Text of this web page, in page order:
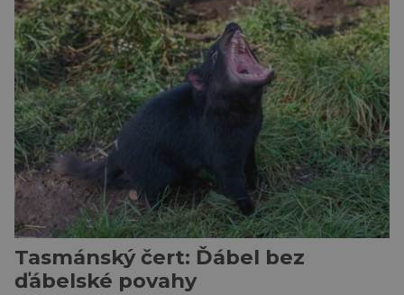
zárodky zbraní typických pro dnešní pavouky.
Pavouci, štíři či klíšťata jsou členovci patřící do
skupiny klepítkatců. Vyznačují se takzvanými
chelicerami, které u nich představují právě […]
Tasmánský čert: Ďábel bez
ďábelské povahy